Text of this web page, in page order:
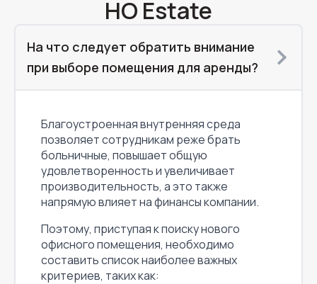
HO Estate
На что следует обратить внимание
при выборе помещения для аренды?
Благоустроенная внутренняя среда
позволяет сотрудникам реже брать
больничные, повышает общую
удовлетворенность и увеличивает
производительность, а это также
напрямую влияет на финансы компании.
Поэтому, приступая к поиску нового
офисного помещения, необходимо
составить список наиболее важных
критериев, таких как: